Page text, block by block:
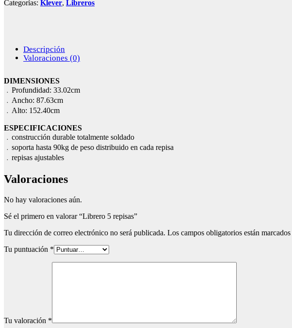
Categorías: Klever, Libreros
Descripción
Valoraciones (0)
DIMENSIONES
﹒Profundidad: 33.02cm
﹒Ancho: 87.63cm
﹒Alto: 152.40cm
ESPECIFICACIONES
﹒construcción durable totalmente soldado
﹒soporta hasta 90kg de peso distribuido en cada repisa
﹒repisas ajustables
Valoraciones
No hay valoraciones aún.
Sé el primero en valorar “Librero 5 repisas”
Tu dirección de correo electrónico no será publicada. Los campos obligatorios están marcados
Tu puntuación *
Tu valoración *